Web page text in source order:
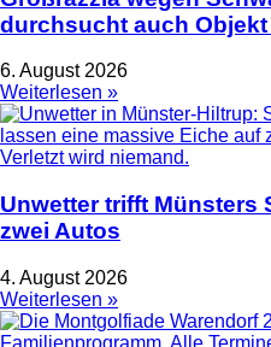
durchsucht auch
6. August 2026
Weiterlesen »
Unwetter trifft Münsters
zwei Autos
4. August 2026
Weiterlesen »